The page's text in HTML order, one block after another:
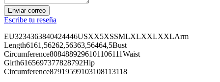
Enviar correo
Escribe tu reseña
EU3234363840424446USXX5XSSMLXLXXLXXLArm
Length6161,56262,56363,56464,5Bust
Circumference8084889296101106111Waist
Girth6165697377828792Hip
Circumference87919599103108113118